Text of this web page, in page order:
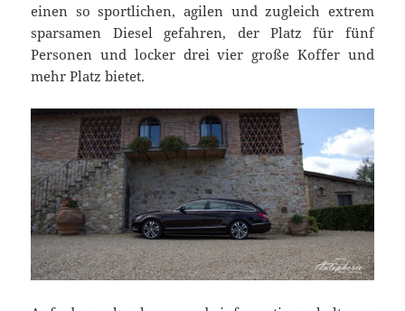
einen so sportlichen, agilen und zugleich extrem
sparsamen Diesel gefahren, der Platz für fünf
Personen und locker drei vier große Koffer und
mehr Platz bietet.